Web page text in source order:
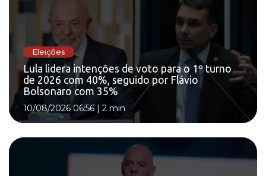
Eleições
Lula lidera intenções de voto para o 1º turno
de 2026 com 40%, seguido por Flávio
Bolsonaro com 35%
10/08/2026 06:56 | 2 min